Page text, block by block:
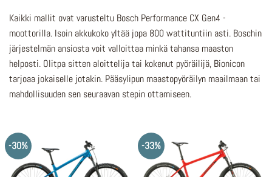
Kaikki mallit ovat varusteltu Bosch Performance CX Gen4 -
moottorilla. Isoin akkukoko yltää jopa 800 wattituntiin asti. Boschin
järjestelmän ansiosta voit valloittaa minkä tahansa maaston
helposti. Olitpa sitten aloittelija tai kokenut pyöräilijä, Bionicon
tarjoaa jokaiselle jotakin. Pääsylipun maastopyöräilyn maailmaan tai
mahdollisuuden sen seuraavan stepin ottamiseen.
-30% -33%